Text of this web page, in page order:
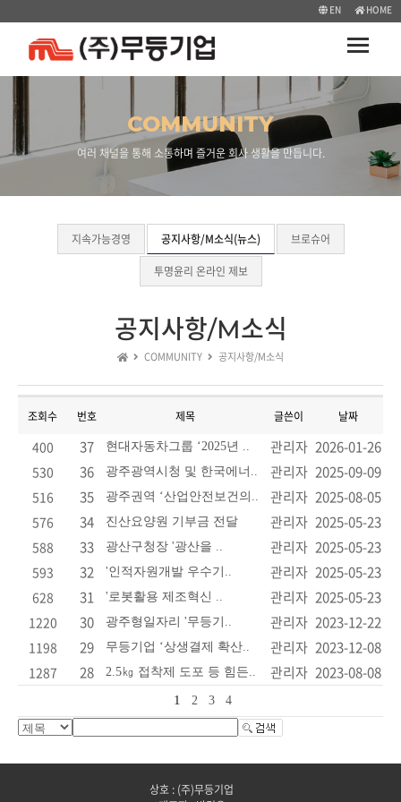
EN HOME
Toggle
COMMUNITY
여러 채널을 통해 소통하며 즐거운 회사 생활을 만듭니다.
지속가능경영 공지사항/M소식(뉴스)
브로슈어
투명윤리 온라인 제보
공지사항/M소식
COMMUNITY 공지사항/M소식
조회수 번호 제목 글쓴이 날짜
400 37 현대자동차그룹 ‘2025년 .. 관리자 2026-01-26
530 36 광주광역시청 및 한국에너.. 관리자 2025-09-09
516 35 광주권역 ‘산업안전보건의.. 관리자 2025-08-05
576 34 진산요양원 기부금 전달 관리자 2025-05-23
588 33 광산구청장 '광산을 .. 관리자 2025-05-23
593 32 '인적자원개발 우수기.. 관리자 2025-05-23
628 31 '로봇활용 제조혁신 .. 관리자 2025-05-23
1220 30 광주형일자리 '무등기.. 관리자 2023-12-22
1198 29 무등기업 ‘상생결제 확산.. 관리자 2023-12-08
1287 28 2.5㎏ 접착제 도포 등 힘든.. 관리자 2023-08-08
1 2 3 4
상호 : (주)무등기업